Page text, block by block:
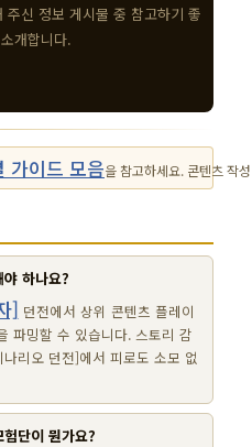
주신 정보 게시물 중 참고하기 좋
개합니다.
가이드 모음을 참고하세요. 콘텐츠 작
하나요?
] 던전에서 상위 콘텐츠 플레이
파밍할 수 있습니다. 스토리 감
리오 던전]에서 피로도 소모 없
단이 뭔가요?